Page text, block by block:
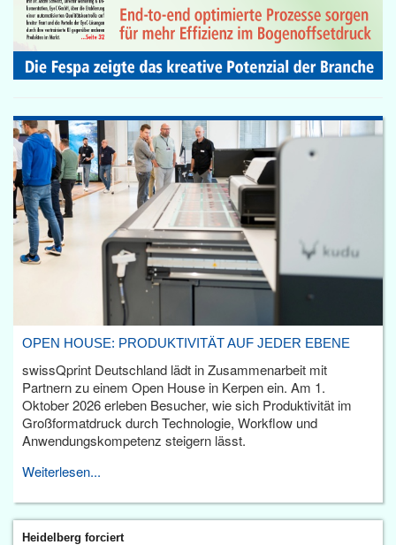
OPEN HOUSE: PRODUKTIVITÄT AUF JEDER EBENE
swissQprint Deutschland lädt in Zusammenarbeit mit
Partnern zu einem Open House in Kerpen ein. Am 1.
Oktober 2026 erleben Besucher, wie sich Produktivität im
Großformatdruck durch Technologie, Workflow und
Anwendungskompetenz steigern lässt.
Weiterlesen...
Heidelberg forciert